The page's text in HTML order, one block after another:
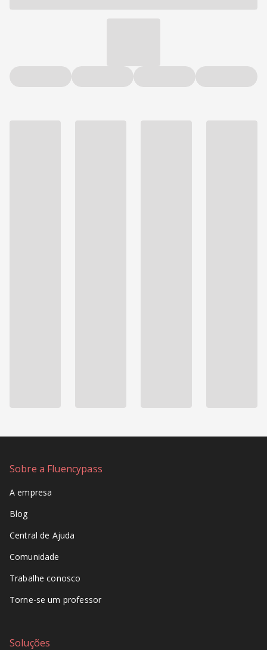
Sobre a Fluencypass
A empresa
Blog
Central de Ajuda
Comunidade
Trabalhe conosco
Torne-se um professor
Soluções